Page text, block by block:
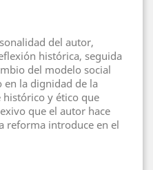
del autor,
histórica, seguida
del modelo social
en la dignidad de la
y ético que
que el autor hace
reforma introduce en el